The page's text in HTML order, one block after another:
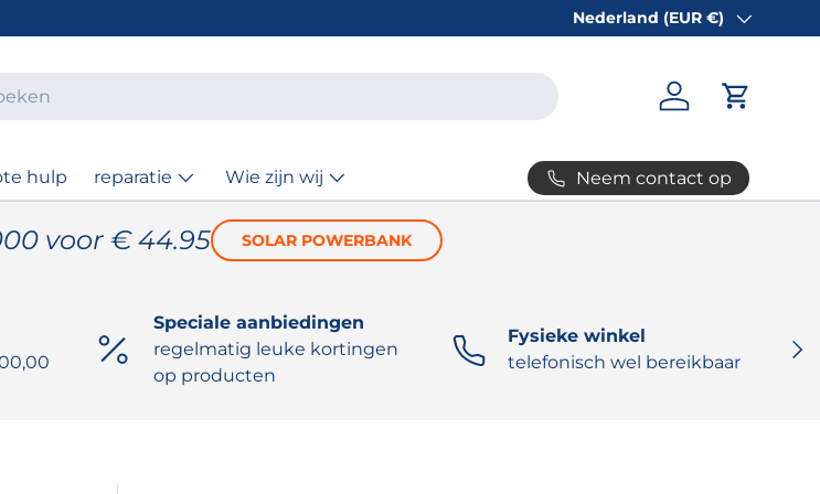
Land/Regio
Nederland (EUR €)
Inloggen
hulp reparatie Wie zijn wij Neem contact op
voor € 44.95 SOLAR POWERBANK
Speciale aanbiedingen
regelmatig leuke kortingen
op producten
Fysieke winkel
telefonisch wel bereikbaar